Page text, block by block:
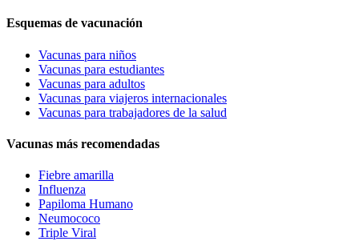
Esquemas de vacunación
Vacunas para niños
Vacunas para estudiantes
Vacunas para adultos
Vacunas para viajeros internacionales
Vacunas para trabajadores de la salud
Vacunas más recomendadas
Fiebre amarilla
Influenza
Papiloma Humano
Neumococo
Triple Viral